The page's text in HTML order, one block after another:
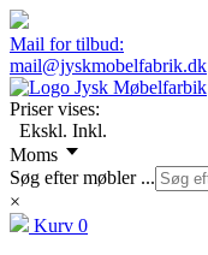
Mail for tilbud:
mail@jyskmobelfabrik.dk
Priser vises:
Ekskl. Inkl.
Moms
Søg efter møbler ...
×
Kurv 0